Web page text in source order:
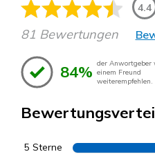
4.4
81 Bewertungen
84% der Anwortgeber
einem Freund
weiterempfehlen.
5 Sterne